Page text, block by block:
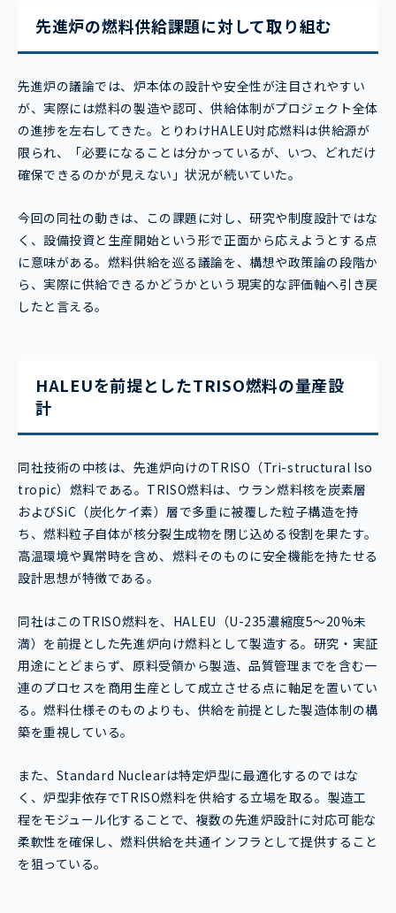
先進炉の燃料供給課題に対して取り組む
先進炉の議論では、炉本体の設計や安全性が注目されやすい
が、実際には燃料の製造や認可、供給体制がプロジェクト全体
の進捗を左右してきた。とりわけHALEU対応燃料は供給源が
限られ、「必要になることは分かっているが、いつ、どれだけ
確保できるのかが見えない」状況が続いていた。
今回の同社の動きは、この課題に対し、研究や制度設計ではな
く、設備投資と生産開始という形で正面から応えようとする点
に意味がある。燃料供給を巡る議論を、構想や政策論の段階か
ら、実際に供給できるかどうかという現実的な評価軸へ引き戻
したと言える。
HALEUを前提としたTRISO燃料の量産設
計
同社技術の中核は、先進炉向けのTRISO（Tri-structural Iso
tropic）燃料である。TRISO燃料は、ウラン燃料核を炭素層
およびSiC（炭化ケイ素）層で多重に被覆した粒子構造を持
ち、燃料粒子自体が核分裂生成物を閉じ込める役割を果たす。
高温環境や異常時を含め、燃料そのものに安全機能を持たせる
設計思想が特徴である。
同社はこのTRISO燃料を、HALEU（U-235濃縮度5〜20%未
満）を前提とした先進炉向け燃料として製造する。研究・実証
用途にとどまらず、原料受領から製造、品質管理までを含む一
連のプロセスを商用生産として成立させる点に軸足を置いてい
る。燃料仕様そのものよりも、供給を前提とした製造体制の構
築を重視している。
また、Standard Nuclearは特定炉型に最適化するのではな
く、炉型非依存でTRISO燃料を供給する立場を取る。製造工
程をモジュール化することで、複数の先進炉設計に対応可能な
柔軟性を確保し、燃料供給を共通インフラとして提供すること
を狙っている。